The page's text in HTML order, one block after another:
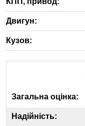
Двигун:
Кузов:
Загальна оцінка:
Надійність: